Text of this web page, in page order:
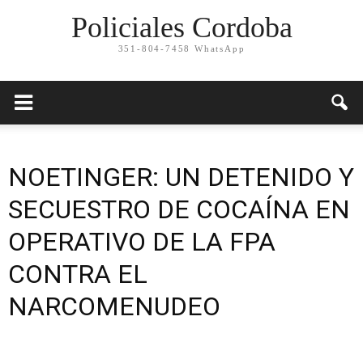
Policiales Cordoba
351-804-7458 WhatsApp
NOETINGER: UN DETENIDO Y
SECUESTRO DE COCAÍNA EN
OPERATIVO DE LA FPA
CONTRA EL
NARCOMENUDEO